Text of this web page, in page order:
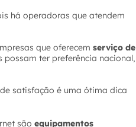
há operadoras que atendem
que oferecem serviço de
possam ter preferência nacional,
satisfação é uma ótima dica
são equipamentos